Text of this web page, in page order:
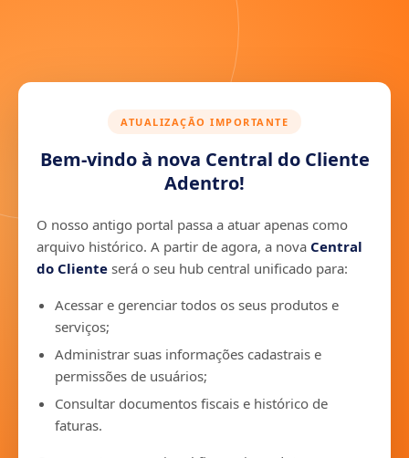
ATUALIZAÇÃO IMPORTANTE
Bem-vindo à nova Central do Cliente
Adentro!
O nosso antigo portal passa a atuar apenas como
arquivo histórico. A partir de agora, a nova Central
do Cliente será o seu hub central unificado para:
Acessar e gerenciar todos os seus produtos e
serviços;
Administrar suas informações cadastrais e
permissões de usuários;
Consultar documentos fiscais e histórico de
faturas.